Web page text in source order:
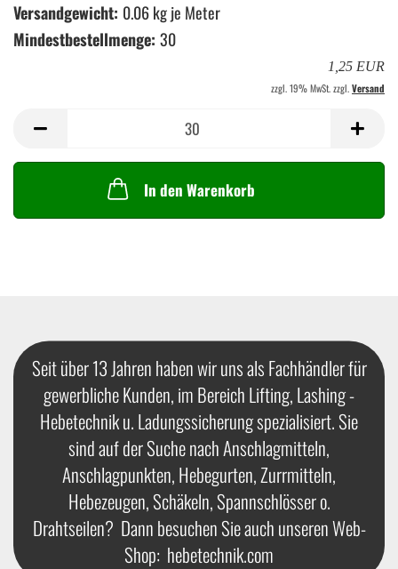
Versandgewicht: 0.06kg je Meter
Mindestbestellmenge: 30
1,25 EUR
zzgl. 19% MwSt. zzgl.Versand
In den Warenkorb
Seit über 13 Jahren haben wir uns als Fachhändler für
gewerbliche Kunden, im Bereich Lifting, Lashing -
Hebetechnik u. Ladungssicherung spezialisiert. Sie
sind auf der Suche nach Anschlagmitteln,
Anschlagpunkten, Hebegurten, Zurrmitteln,
Hebezeugen, Schäkeln, Spannschlösser o.
Drahtseilen? Dann besuchen Sie auch unseren Web-
Shop: hebetechnik.com